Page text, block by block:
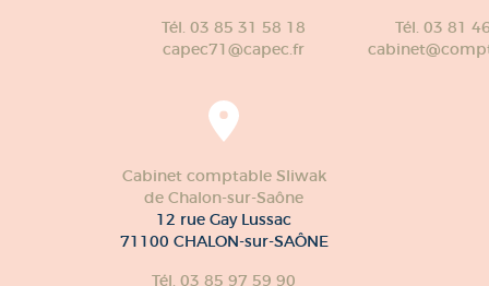
Tél. 03 85 31 58 18
capec71@capec.fr
Tél. 03 81
Cabinet comptable Sliwak
de Chalon-sur-Saône
12 rue Gay Lussac
71100 CHALON-sur-SAÔNE
Tél. 03 85 97 59 90